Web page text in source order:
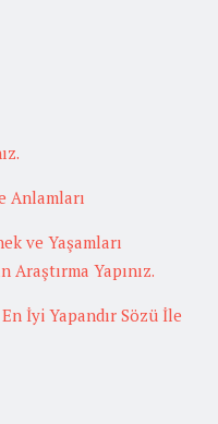
Anlamları
ve Yaşamları
Araştırma Yapınız.
İyi Yapandır Sözü İle